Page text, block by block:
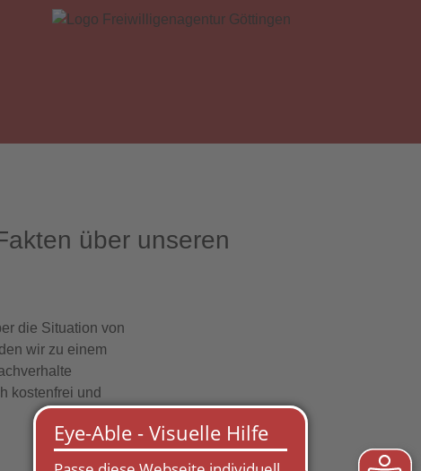
über unseren
die Situation von
wir zu einem
kostenfrei und
NÄCHSTER